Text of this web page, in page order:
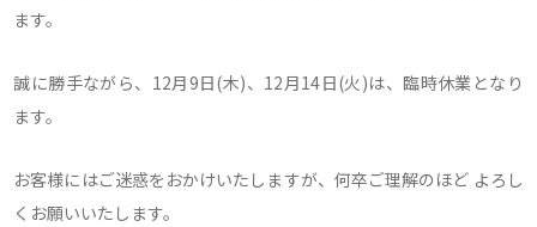
ます。
誠に勝手ながら、12月9日(木)、12月14日(火)は、臨時休業となり
ます。
お客様にはご迷惑をおかけいたしますが、何卒ご理解のほど よろし
くお願いいたします。